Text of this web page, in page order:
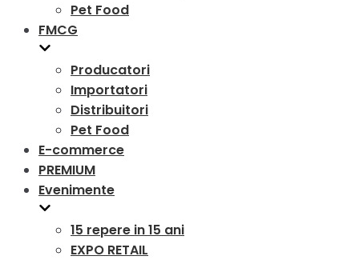
Pet Food
FMCG
Producatori
Importatori
Distribuitori
Pet Food
E-commerce
PREMIUM
Evenimente
15 repere in 15 ani
EXPO RETAIL